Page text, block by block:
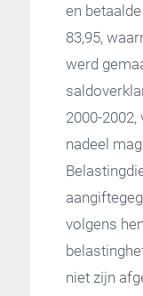
en
83,95,
werd
2000-
nadeel
volgens
niet zijn